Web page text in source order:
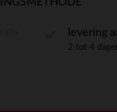
levering
2 tot 4